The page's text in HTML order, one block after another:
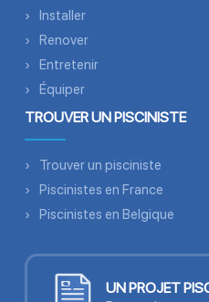
Installer
Renover
Entretenir
Équiper
TROUVER UN PISCINISTE
Trouver un pisciniste
Piscinistes en France
Piscinistes en Belgique
UN PROJET